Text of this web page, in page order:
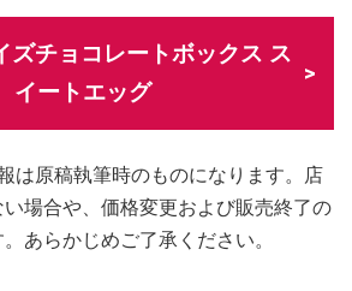
チョコレートボックス ス
イートエッグ
は原稿執筆時のものになります。店
場合や、価格変更および販売終了の
あらかじめご了承ください。